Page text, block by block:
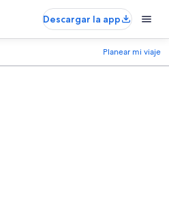
Descargar la app
Planear mi viaje